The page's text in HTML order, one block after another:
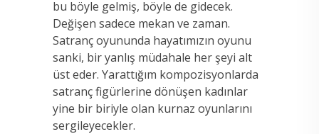
bu böyle gelmiş, böyle de gidecek.
Değişen sadece mekan ve zaman.
Satranç oyununda hayatımızın oyunu
sanki, bir yanlış müdahale her şeyi alt
üst eder. Yarattığım kompozisyonlarda
satranç figürlerine dönüşen kadınlar
yine bir biriyle olan kurnaz oyunlarını
sergileyecekler.